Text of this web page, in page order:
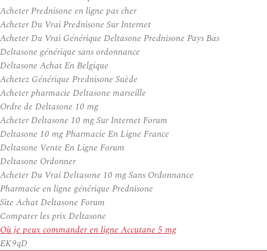
Acheter Prednisone en ligne pas cher
Acheter Du Vrai Prednisone Sur Internet
Acheter Du Vrai Générique Deltasone Prednisone Pays Bas
Deltasone générique sans ordonnance
Deltasone Achat En Belgique
Achetez Générique Prednisone Suède
Acheter pharmacie Deltasone marseille
Ordre de Deltasone 10 mg
Acheter Deltasone 10 mg Sur Internet Forum
Deltasone 10 mg Pharmacie En Ligne France
Deltasone Vente En Ligne Forum
Deltasone Ordonner
Acheter Du Vrai Deltasone 10 mg Sans Ordonnance
Pharmacie en ligne générique Prednisone
Site Achat Deltasone Forum
Comparer les prix Deltasone
Où je peux commander en ligne Accutane 5 mg
EK9qD